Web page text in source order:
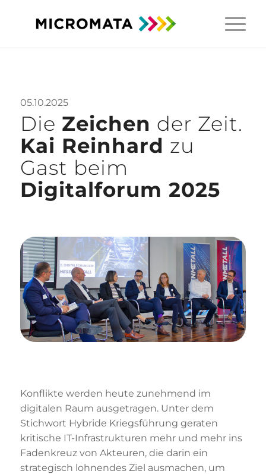
05.10.2025
Die Zeichen der Zeit.
Kai Reinhard zu
Gast beim
Digitalforum 2025
Konflikte werden heute zunehmend im
digitalen Raum ausgetragen. Unter dem
Stichwort Hybride Kriegsführung geraten
kritische IT-Infrastrukturen mehr und mehr ins
Fadenkreuz von Akteuren, die darin ein
strategisch lohnendes Ziel ausmachen, um